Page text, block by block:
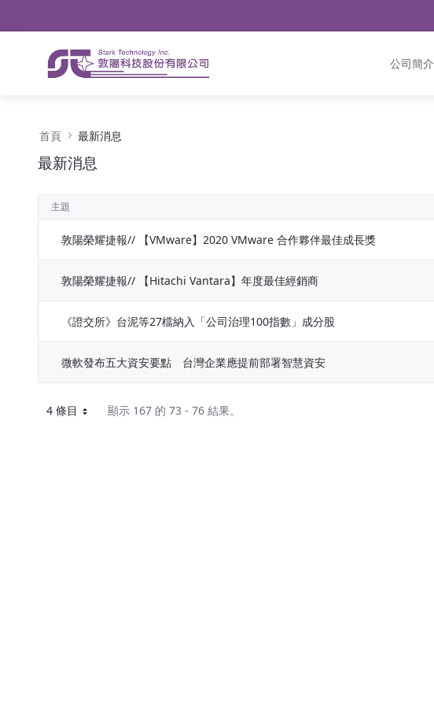
公司簡介
首頁 最新消息
最新消息
主題
敦陽榮耀捷報// 【VMware】2020 VMware 合作夥伴最佳成長獎
敦陽榮耀捷報// 【Hitachi Vantara】年度最佳經銷商
《證交所》台泥等27檔納入「公司治理100指數」成分股
微軟發布五大資安要點 台灣企業應提前部署智慧資安
4 條目每頁 顯示 167 的 73 - 76 結果。